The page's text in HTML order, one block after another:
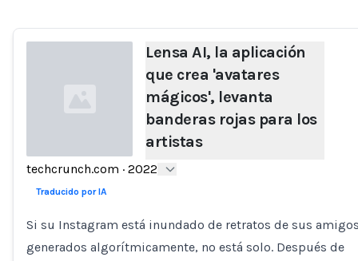
Loading...
Lensa AI, la aplicación
que crea 'avatares
mágicos', levanta
banderas rojas para los
artistas
techcrunch.com · 2022
Traducido por IA
Si su Instagram está inundado de retratos de sus
generados algorítmicamente, no está solo. Después de